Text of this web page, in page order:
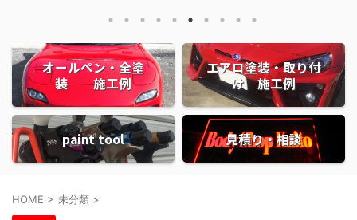
オールペン・全塗
装 施工例
エアロ塗装・取り付
け 施工例
paint tool 見積り・相談
HOME > 未分類 >